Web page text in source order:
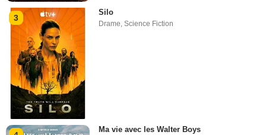
3
Silo
Drame,Science Fiction
Ma vie avec les Walter Boys